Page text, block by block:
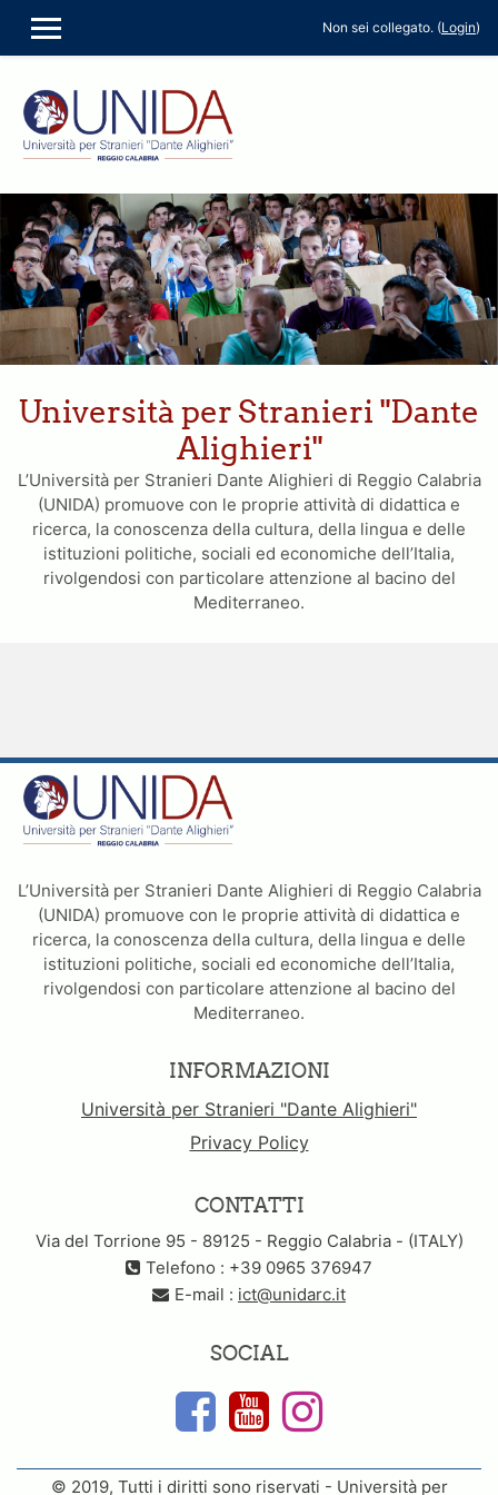
PANNELLO LATERALE
Non sei collegato. (Login)
Università per Stranieri "Dante
Alighieri"
L’Università per Stranieri Dante Alighieri di Reggio Calabria
(UNIDA) promuove con le proprie attività di didattica e
ricerca, la conoscenza della cultura, della lingua e delle
istituzioni politiche, sociali ed economiche dell’Italia,
rivolgendosi con particolare attenzione al bacino del
Mediterraneo.
L’Università per Stranieri Dante Alighieri di Reggio Calabria
(UNIDA) promuove con le proprie attività di didattica e
ricerca, la conoscenza della cultura, della lingua e delle
istituzioni politiche, sociali ed economiche dell’Italia,
rivolgendosi con particolare attenzione al bacino del
Mediterraneo.
INFORMAZIONI
Università per Stranieri "Dante Alighieri"
Privacy Policy
CONTATTI
Via del Torrione 95 - 89125 - Reggio Calabria - (ITALY)
Telefono : +39 0965 376947
E-mail : ict@unidarc.it
SOCIAL
© 2019, Tutti i diritti sono riservati - Università per